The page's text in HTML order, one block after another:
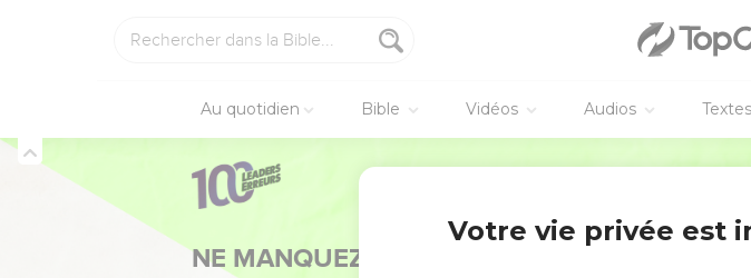
Au quotidien Bible Vidéos Audios Textes
NE MANQUEZ PAS L’ÉVÉNEMENT DE
Votre vie privée est